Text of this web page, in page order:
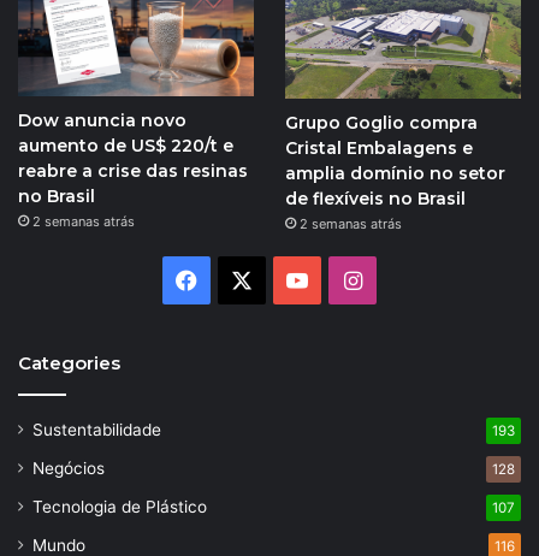
Dow anuncia novo
aumento de US$ 220/t e
reabre a crise das resinas
no Brasil
2 semanas atrás
Grupo Goglio compra
Cristal Embalagens e
amplia domínio no setor
de flexíveis no Brasil
2 semanas atrás
Facebook YouTubeInstagram
Categories
Sustentabilidade 193
Negócios 128
Tecnologia de Plástico 107
Mundo 116